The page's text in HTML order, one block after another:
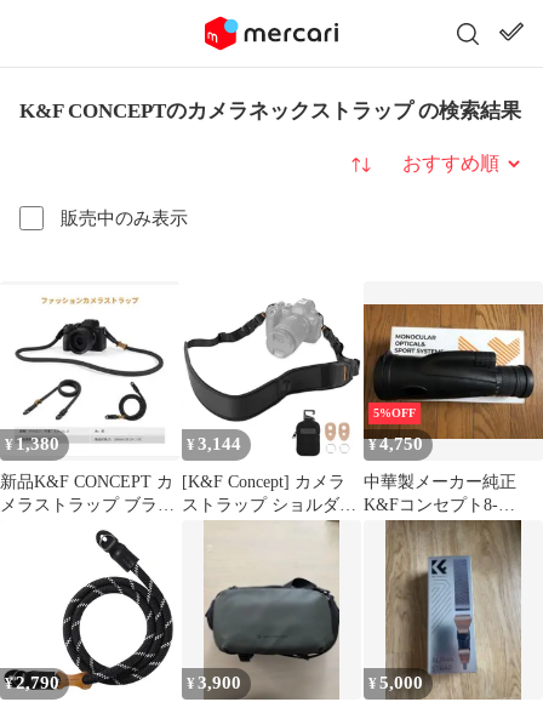
K&F CONCEPTのカメラネックストラップ の検索結果
販売中のみ表示
並び替え
¥ 1,380
新品K&F CONCEPT カ
メラストラップ ブラッ
ク ロープストラップ 一
¥ 3,144
[K&F Concept] カメラ
ストラップ ショルダー
ストラップ ジッパー付
ップ 軽量 速写ストラッ
プ 幅58mm
5%OFF
¥4,750
中華製メーカー純正
K&Fコンセプト8-
32×50mmズーム式単眼
¥2,790 ¥3,900 ¥5,000